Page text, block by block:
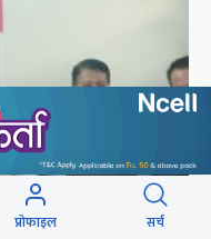
प्रोफाइल सर्च